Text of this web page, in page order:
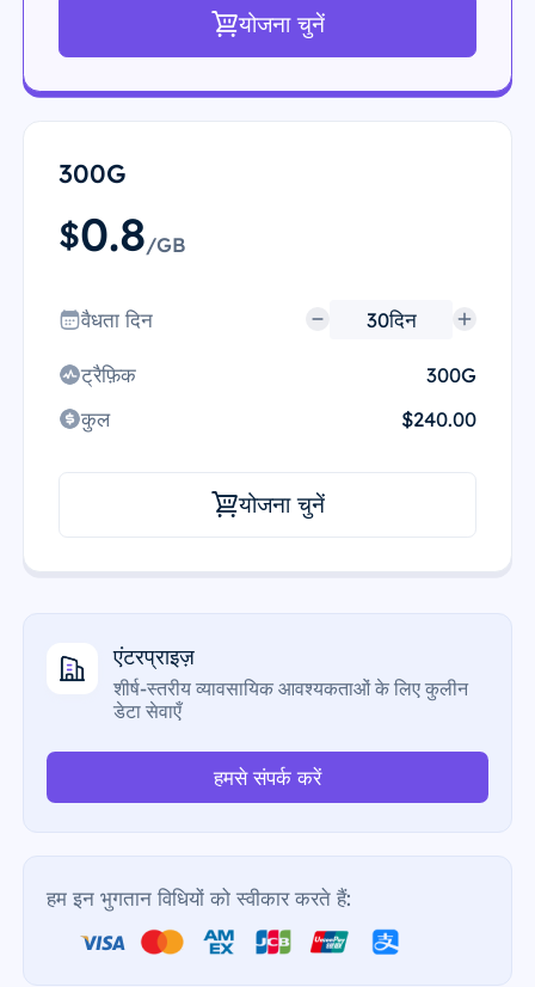
योजना चुनें
300G
$0.8/GB
वैधता दिन
ट्रैफ़िक
300G
कुल
$240.00
योजना चुनें
एंटरप्राइज़
शीर्ष-स्तरीय व्यावसायिक आवश्यकताओं के लिए कुलीन
डेटा सेवाएँ
हमसे संपर्क करें
हम इन भुगतान विधियों को स्वीकार करते हैं: